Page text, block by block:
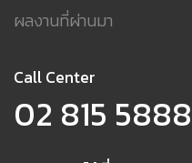
ผลงานที่ผ่านมา
Call Center
02 815 5888